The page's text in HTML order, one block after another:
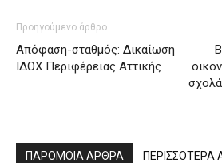
Προηγούμενο άρθρο
Απόφαση-σταθμός: Δικαίωση
ΙΔΟΧ Περιφέρειας Αττικής
ΠΑΡΟΜΟΙΑ ΑΡΘΡΑ ΠΕΡΙΣΣΟΤΕΡΑ